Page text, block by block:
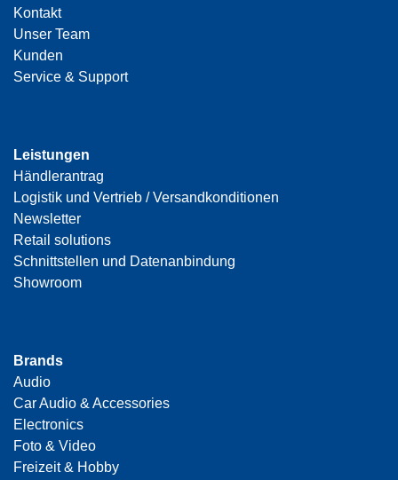
Kontakt
Unser Team
Kunden
Service & Support
Leistungen
Händlerantrag
Logistik und Vertrieb / Versandkonditionen
Newsletter
Retail solutions
Schnittstellen und Datenanbindung
Showroom
Brands
Audio
Car Audio & Accessories
Electronics
Foto & Video
Freizeit & Hobby